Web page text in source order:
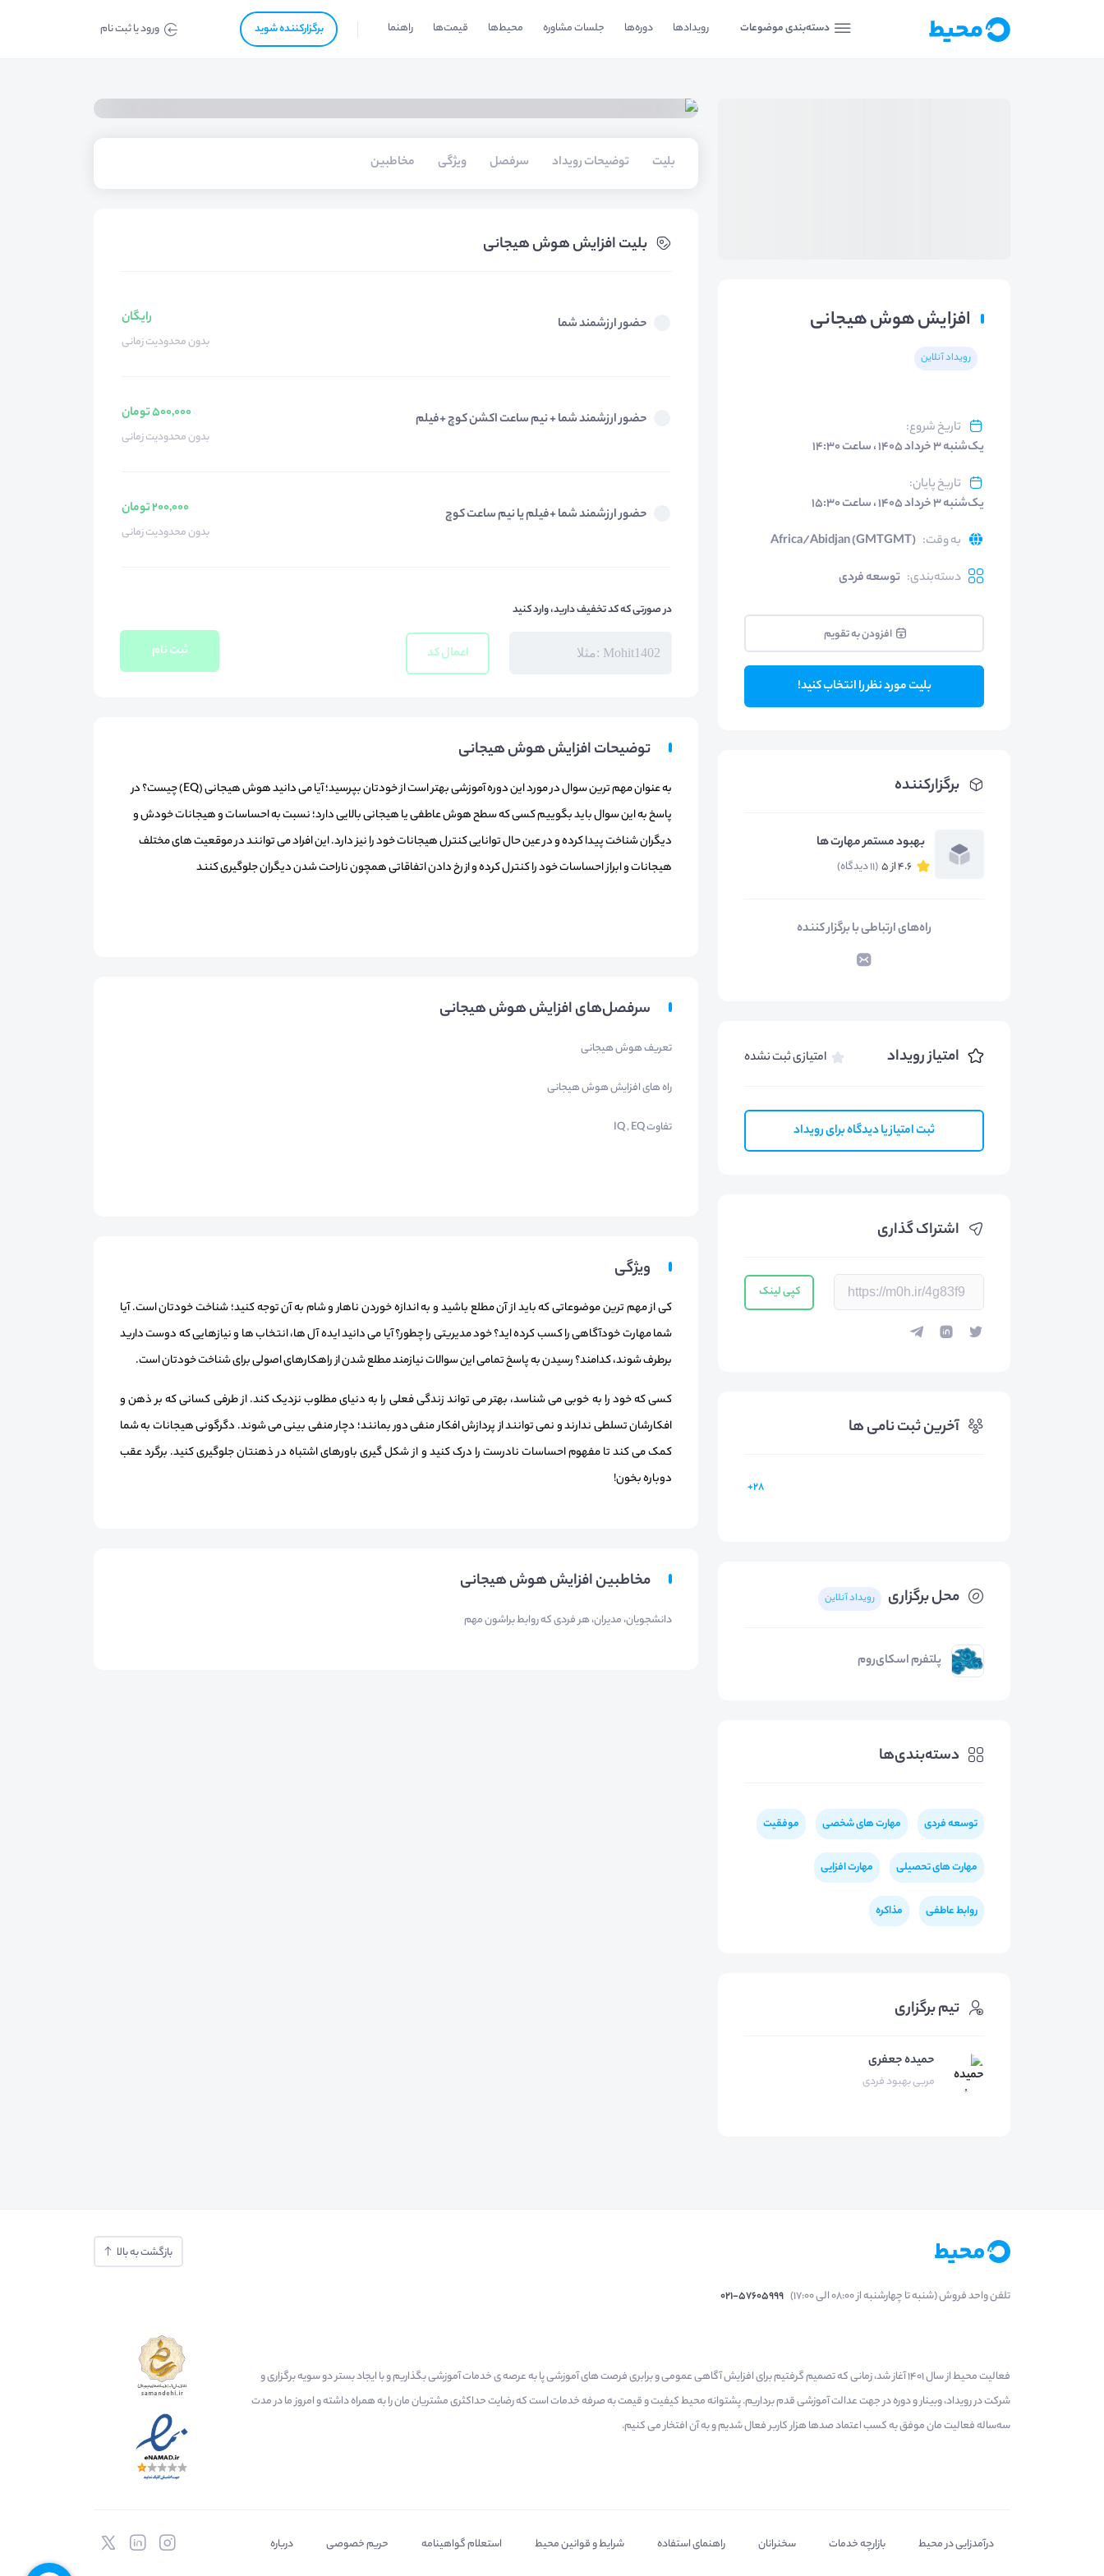
دسته‌بندی موضوعات رویدادها دوره‌ها جلسات مشاوره محیط‌ها قیمت‌ها راهنما برگزار‌‌کننده شوید ورود یا ثبت نام
افزایش هوش هیجانی
رویداد آنلاین
تاریخ شروع:
یک‌شنبه ۳ خرداد ۱۴۰۵ ، ساعت ۱۴:۳۰
تاریخ پایان:
یک‌شنبه ۳ خرداد ۱۴۰۵ ، ساعت ۱۵:۳۰
به وقت:
Africa/Abidjan (GMTGMT)
دسته‌بندی: توسعه فردی
افزودن به تقویم
بلیت مورد نظر را انتخاب کنید!
برگزارکننده
بهبود مستمر مهارت ها
4.6 از 5 (11 دیدگاه)
راه‌های ارتباطی با برگزار کننده
امتیاز رویداد امتیازی ثبت نشده
ثبت امتیاز یا دیدگاه برای رویداد
اشتراک گذاری
کپی لینک
آخرین ثبت نامی ها
28+
محل برگزاری رویداد آنلاین
پلتفرم اسکای‌روم
دسته‌بندی‌ها
توسعه فردی مهارت های شخصی موفقیت
مهارت های تحصیلی مهارت افزایی
روابط عاطفی مذاکره
تیم برگزاری
حمیده جعفری
مربی بهبود فردی
بلیت‌ توضیحات رویداد سرفصل ویژگی مخاطبین
بلیت‌ افزایش هوش هیجانی
حضور ارزشمند شما رایگان
بدون محدودیت زمانی
حضور ارزشمند شما + نیم ساعت اکشن کوچ +فیلم 500,000 تومان
بدون محدودیت زمانی
حضور ارزشمند شما +فیلم یا نیم ساعت کوچ 200,000 تومان
بدون محدودیت زمانی
در صورتی که کد تخفیف دارید، وارد کنید
اعمال کد ثبت نام
توضیحات افزایش هوش هیجانی
به عنوان مهم ترین سوال در مورد این دوره آموزشی بهتر است از خودتان بپرسید؛ آیا می دانید هوش هیجانی (EQ) چیست؟ در
پاسخ به این سوال باید بگوییم کسی که سطح هوش عاطفی یا هیجانی بالایی دارد؛ نسبت به احساسات و هیجانات خودش و
دیگران شناخت پیدا کرده و در عین حال توانایی کنترل هیجانات خود را نیز دارد. این افراد می توانند در موقعیت های مختلف
هیجانات و ابراز احساسات خود را کنترل کرده و از رخ دادن اتفاقاتی همچون ناراحت شدن دیگران جلوگیری کنند
سرفصل‌های افزایش هوش هیجانی
تعریف هوش هیجانی
راه های افزایش هوش هیجانی
تفاوت IQ , EQ
ویژگی
کی از مهم ترین موضوعاتی که باید از آن مطلع باشید و به اندازه خوردن ناهار و شام به آن توجه کنید؛ شناخت خودتان است. آیا
شما مهارت خودآگاهی را کسب کرده اید؟ خود مدیریتی را چطور؟ آیا می دانید ایده آل ها، انتخاب ها و نیازهایی که دوست دارید
برطرف شوند، کدامند؟ رسیدن به پاسخ تمامی این سوالات نیازمند مطلع شدن از راهکارهای اصولی برای شناخت خودتان است.
کسی که خود را به خوبی می شناسد، بهتر می تواند زندگی فعلی را به دنیای مطلوب نزدیک کند. از طرفی کسانی که بر ذهن و
افکارشان تسلطی ندارند و نمی توانند از پردازش افکار منفی دور بمانند؛ دچار منفی بینی می شوند. دگرگونی هیجانات به شما
کمک می کند تا مفهوم احساسات نادرست را درک کنید و از شکل گیری باورهای اشتباه در ذهنتان جلوگیری کنید. برگرد عقب
دوباره بخون!
مخاطبین افزایش هوش هیجانی
دانشجویان، مدیران، هر فردی که روابط براشون مهم
بازگشت به بالا
تلفن واحد فروش (شنبه تا چهارشنبه از 08:00 الی 17:00) 021-57605999
فعالیت محیط از سال 1401 آغاز شد، زمانی که تصمیم گرفتیم برای افزایش آگاهی عمومی و برابری فرصت های آموزشی پا به عرصه ی خدمات آموزشی بگذاریم و با ایجاد بستر دو سویه برگزاری و
شرکت در رویداد، وبینار و دوره در جهت عدالت آموزشی قدم برداریم. پشتوانه محیط کیفیت و قیمت به صرفه خدمات است که رضایت حداکثری مشتریان مان را به همراه داشته و امروز ما در مدت
سه‌ساله فعالیت مان موفق به کسب اعتماد صدها هزار کاربر فعال شدیم و به آن افتخار می‌ کنیم.
درآمدزایی در محیط بازارچه خدمات سخنرانان راهنمای استفاده شرایط و قوانین محیط استعلام گواهینامه حریم خصوصی درباره